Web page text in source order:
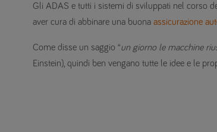
Gli ADAS e tutti i sistemi di sviluppati nel corso
aver cura di abbinare una buona assicurazione
Come disse un saggio “un giorno le macchine
Einstein), quindi ben vengano tutte le idee e le